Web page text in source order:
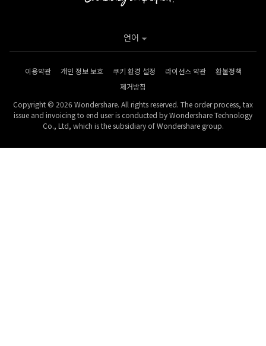
이용약관 개인 정보 보호 쿠키 환경 설정 라이선스 약관
환불정책
제거방침
Copyright © 2026 Wondershare. All rights reserved. The order process, tax
issue and invoicing to end user is conducted by Wondershare Technology
Co., Ltd, which is the subsidiary of Wondershare group.
언어